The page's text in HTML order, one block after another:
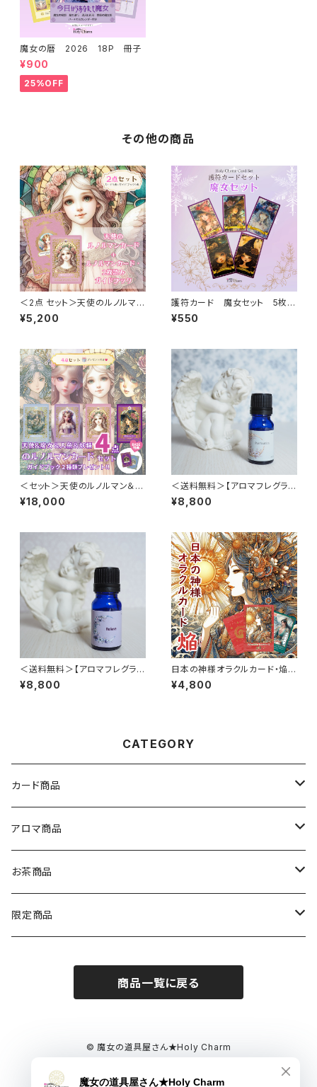
魔女の暦 2026 18P 冊子
¥900
25%OFF
その他の商品
＜2点 セット＞天使のルノルマン
カード ＆ ルノルマンカード・
2枚読みガイドブック 2点セッ
¥5,200
護符カード 魔女セット 5枚セ
ット
¥550
＜セット＞天使のルノルマン＆魔
女のルノルマン＆人魚のルノルマ
ン＆妖精のルノルマン ルノルマ
¥18,000
＜送料無料＞【アロマフレグラン
ス】Purification ～浄月の魂結
び～ 8ml アロマオイル エ
¥8,800
＜送料無料＞【アロマフレグラン
ス】Relieve ～癒月の心ゆるび
～ 8ml アロマオイル エッ
¥8,800
日本の神様オラクルカード・焔
（ほむら） 54枚 美しい 奇麗 小
さめデッキ 優しい 日本語
¥4,800
CATEGORY
カード商品
オラクルカード
ルノルマンカード
セット商品
アロマ商品
アロマフェアリー
月シリーズ
お茶商品
魔法のお茶シリーズ
限定商品
商品一覧に戻る
© 魔女の道具屋さん★Holy Charm